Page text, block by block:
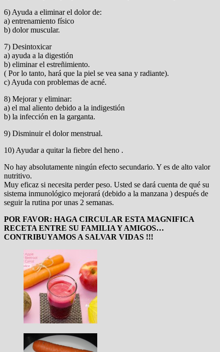
6) Ayuda a eliminar el dolor de:
a) entrenamiento físico
b) dolor muscular.
7) Desintoxicar
a) ayuda a la digestión
b) eliminar el estreñimiento.
( Por lo tanto, hará que la piel se vea sana y radiante).
c) Ayuda con problemas de acné.
8) Mejorar y eliminar:
a) el mal aliento debido a la indigestión
b) la infección en la garganta.
9) Disminuir el dolor menstrual.
10) Ayudar a quitar la fiebre del heno .
No hay absolutamente ningún efecto secundario. Y es de alto valor
nutritivo.
Muy eficaz si necesita perder peso. Usted se dará cuenta de qué su
sistema inmunológico mejorará (debido a la manzana ) después de
seguir la rutina por unas 2 semanas.
POR FAVOR: HAGA CIRCULAR ESTA MAGNIFICA
RECETA ENTRE SU FAMILIA Y AMIGOS…
CONTRIBUYAMOS A SALVAR VIDAS !!!